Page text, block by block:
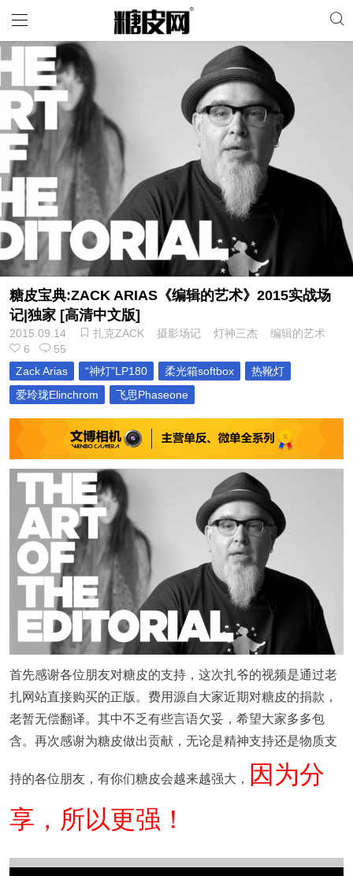
糖皮宝典:ZACK ARIAS《编辑的艺术》2015实战场
记|独家 [高清中文版]
2015.09.14 扎克ZACK 摄影场记 灯神三杰
编辑的艺术
6
55
Zack Arias
“神灯”LP180 柔光箱softbox
热靴灯
爱玲珑Elinchrom
飞思Phaseone
首先感谢各位朋友对糖皮的支持，这次扎爷的视频是通过老
扎网站直接购买的正版。费用源自大家近期对糖皮的捐款，
老暂无偿翻译。其中不乏有些言语欠妥，希望大家多多包
含。再次感谢为糖皮做出贡献，无论是精神支持还是物质支
持的各位朋友，有你们糖皮会越来越强大，
因为分
享，所以更强！